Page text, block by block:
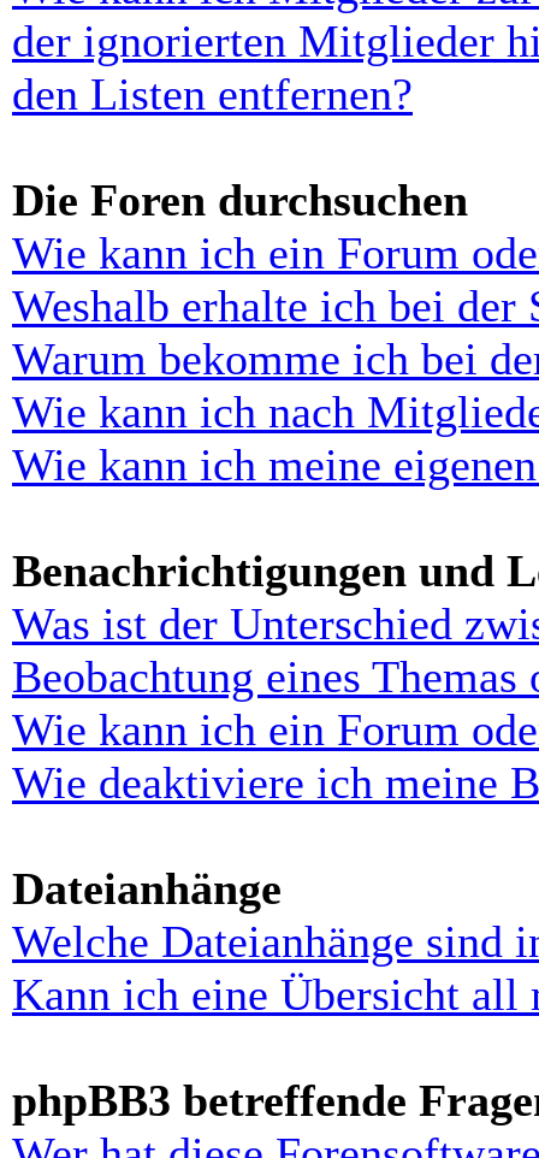
der ignorierten Mitglieder
den Listen entfernen?
Die Foren durchsuchen
Wie kann ich ein Forum
Weshalb erhalte ich bei der
Warum bekomme ich bei
Wie kann ich nach
Wie kann ich meine
Benachrichtigungen und
Was ist der Unterschied
Beobachtung eines Themas
Wie kann ich ein Forum
Wie deaktiviere ich meine
Dateianhänge
Welche Dateianhänge sind
Kann ich eine Übersicht all
phpBB3 betreffende